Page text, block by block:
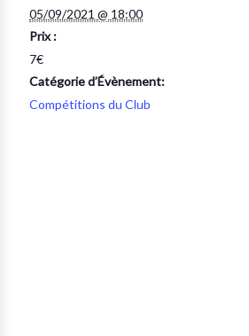
05/09/2021 @ 18:00
Prix :
7€
Catégorie d’Évènement:
Compétitions du Club